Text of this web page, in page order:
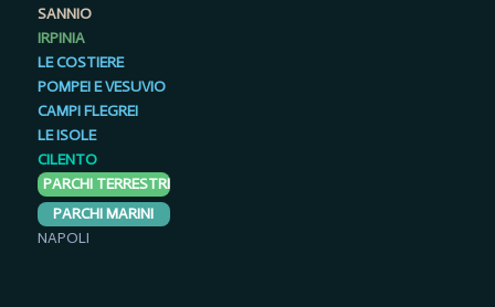
SANNIO
IRPINIA
LE COSTIERE
POMPEI E VESUVIO
CAMPI FLEGREI
LE ISOLE
CILENTO
PARCHI TERRESTRI
PARCHI MARINI
NAPOLI